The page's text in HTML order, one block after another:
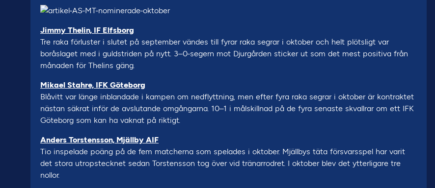
Jimmy Thelin, IF Elfsborg
Tre raka förluster i slutet på september vändes till fyrar raka segrar i oktober och helt plötsligt var
boråslaget med i guldstriden på nytt. 3–0-segern mot Djurgården sticker ut som det mest positiva från
månaden för Thelins gäng.
Mikael Stahre, IFK Göteborg
Blåvitt var länge inblandade i kampen om nedflyttning, men efter fyra raka segrar i oktober är kontraktet
nästan säkrat inför de avslutande omgångarna. 10–1 i målskillnad på de fyra senaste skvallrar om ett IFK
Göteborg som kan ha vaknat på riktigt.
Anders Torstensson, Mjällby AIF
Tio inspelade poäng på de fem matcherna som spelades i oktober. Mjällbys täta försvarsspel har varit
det stora utropstecknet sedan Torstensson tog över vid tränarrodret. I oktober blev det ytterligare tre
nollor.